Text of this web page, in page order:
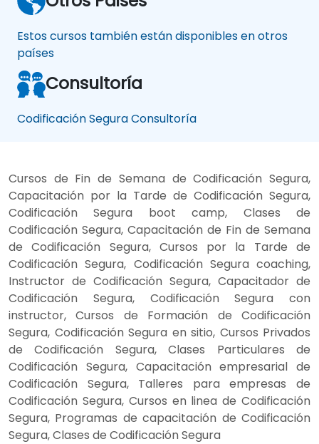
Estos cursos también están disponibles en otros
países
Consultoría
Codificación Segura Consultoría
Cursos de Fin de Semana de Codificación Segura,
Capacitación por la Tarde de Codificación Segura,
Codificación Segura boot camp, Clases de
Codificación Segura, Capacitación de Fin de Semana
de Codificación Segura, Cursos por la Tarde de
Codificación Segura, Codificación Segura coaching,
Instructor de Codificación Segura, Capacitador de
Codificación Segura, Codificación Segura con
instructor, Cursos de Formación de Codificación
Segura, Codificación Segura en sitio, Cursos Privados
de Codificación Segura, Clases Particulares de
Codificación Segura, Capacitación empresarial de
Codificación Segura, Talleres para empresas de
Codificación Segura, Cursos en linea de Codificación
Segura, Programas de capacitación de Codificación
Segura, Clases de Codificación Segura